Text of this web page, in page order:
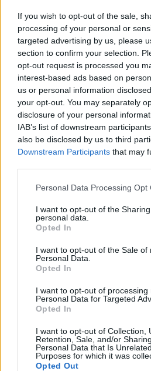
If you wish to opt-out of the sale,
processing of your personal or
targeted advertising by us, please
section to confirm your selection.
opt-out request is processed you
interest-based ads based on
us or personal information
your opt-out. You may separately
disclosure of your personal
IAB’s list of downstream
also be disclosed by us to third
Downstream Participants that may
Please note that this website/app
not limited to your visit or usage
grant or deny consent to Google
use your data for below specified
consent section.
Personal Data Processing Opt
I want to opt-out of the
personal data.
Opted In
I want to opt-out of the Sale of
Personal Data.
Opted In
I want to opt-out of processing
Personal Data for Targeted
Opted In
I want to opt-out of Collection,
Retention, Sale, and/or
Personal Data that Is
Purposes for which it was
Opted Out
„rémhírterjesztő”?
Aki valós tényeket közöl, vagy
mire ügyelj akár a közösségi
újságíróként.